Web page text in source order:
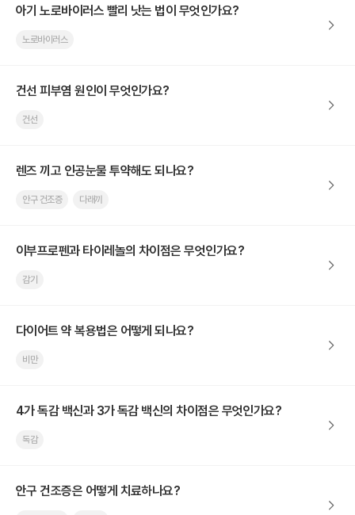
아기 노로바이러스 빨리 낫는 법이 무엇인가요?
노로바이러스
건선 피부염 원인이 무엇인가요?
건선
렌즈 끼고 인공눈물 투약해도 되나요?
안구 건조증 다래끼
이부프로펜과 타이레놀의 차이점은 무엇인가요?
감기
다이어트 약 복용법은 어떻게 되나요?
비만
4가 독감 백신과 3가 독감 백신의 차이점은 무엇인가요?
독감
안구 건조증은 어떻게 치료하나요?